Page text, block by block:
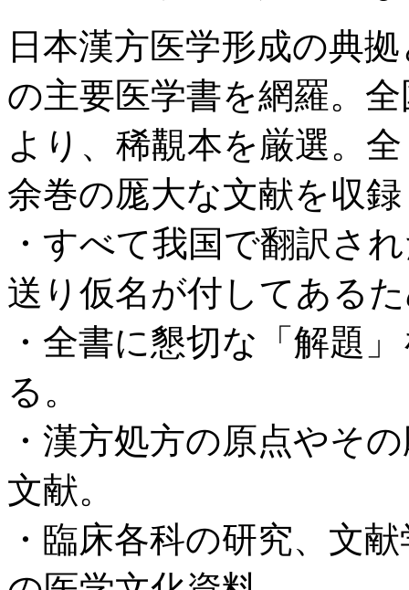
日本漢方医学形成の典
の主要医学書を網羅。
より、稀覯本を厳選。
余巻の厖大な文献を収
・すべて我国で翻訳さ
送り仮名が付してある
・全書に懇切な「解題
る。
・漢方処方の原点やそ
文献。
・臨床各科の研究、文